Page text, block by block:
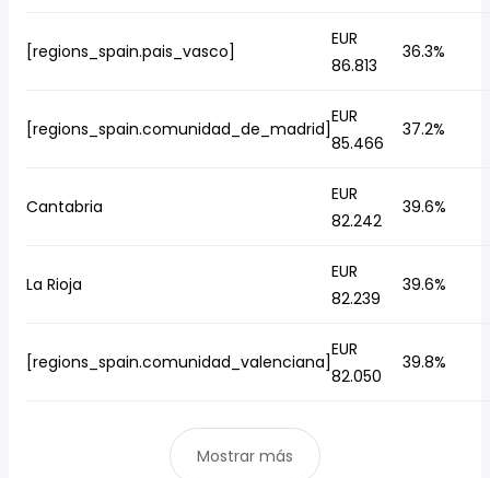
[regions_spain.pais_vasco]
EUR
86.813
36.3%
[regions_spain.comunidad_de_madrid]
EUR
85.466
37.2%
Cantabria
EUR
82.242
39.6%
La Rioja
EUR
82.239
39.6%
[regions_spain.comunidad_valenciana]
EUR
82.050
39.8%
Mostrar más